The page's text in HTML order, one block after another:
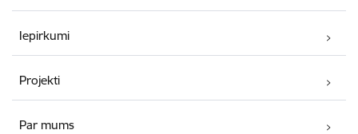
Iepirkumi
Projekti
Par mums